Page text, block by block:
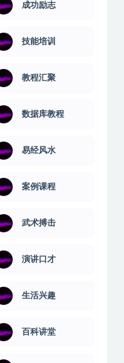
成功励志
技能培训
教程汇聚
数据库教程
易经风水
案例课程
武术搏击
演讲口才
生活兴趣
百科讲堂